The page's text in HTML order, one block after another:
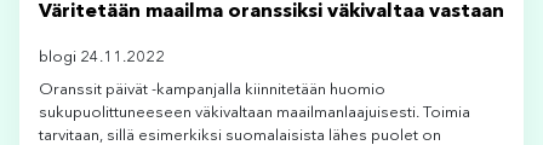
Väritetään maailma oranssiksi väkivaltaa vastaan
blogi 24.11.2022
Oranssit päivät -kampanjalla kiinnitetään huomio
sukupuolittuneeseen väkivaltaan maailmanlaajuisesti. Toimia
tarvitaan, sillä esimerkiksi suomalaisista lähes puolet on